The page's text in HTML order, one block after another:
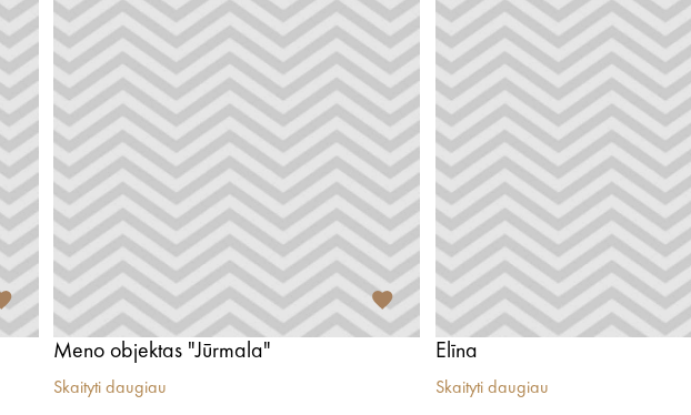
Meno objektas "Jūrmala"
Skaityti daugiau
Elīna
Skaityti daugiau